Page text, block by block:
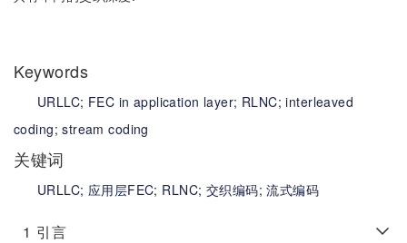
Keywords
URLLC; FEC in application layer; RLNC;interleaved
coding;stream coding
关键词
URLLC; 应用层FEC; RLNC; 交织编码;流式编码
1 引言